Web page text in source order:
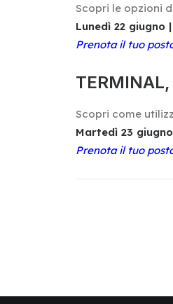
Scopri le opzioni
Lunedì 22 giugno
Prenota il tuo
Scopri come
Martedì 23
Prenota il tuo